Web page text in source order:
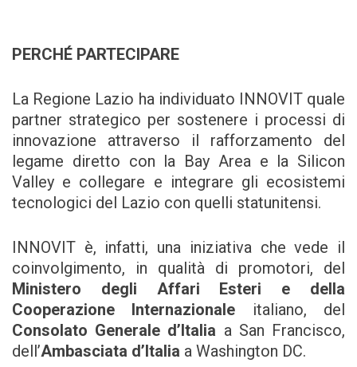
PERCHÉ PARTECIPARE
La Regione Lazio ha individuato INNOVIT quale
partner strategico per sostenere i processi di
innovazione attraverso il rafforzamento del
legame diretto con la Bay Area e la Silicon
Valley e collegare e integrare gli ecosistemi
tecnologici del Lazio con quelli statunitensi.
INNOVIT è, infatti, una iniziativa che vede il
coinvolgimento, in qualità di promotori, del
Ministero degli Affari Esteri e della
Cooperazione Internazionale italiano, del
Consolato Generale d’Italia a San Francisco,
dell’Ambasciata d’Italia a Washington DC.